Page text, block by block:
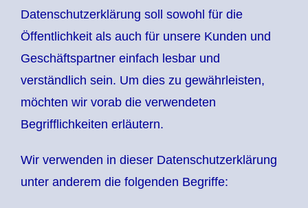
Datenschutzerklärung soll sowohl für die
Öffentlichkeit als auch für unsere Kunden und
Geschäftspartner einfach lesbar und
verständlich sein. Um dies zu gewährleisten,
möchten wir vorab die verwendeten
Begrifflichkeiten erläutern.
Wir verwenden in dieser Datenschutzerklärung
unter anderem die folgenden Begriffe: